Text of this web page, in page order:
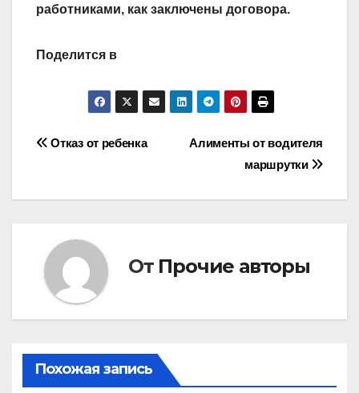
работниками, как заключены договора.
Поделится в
Навигация
Алименты от водителя
маршрутки
Отказ от ребенка
От Прочие авторы
Похожая запись